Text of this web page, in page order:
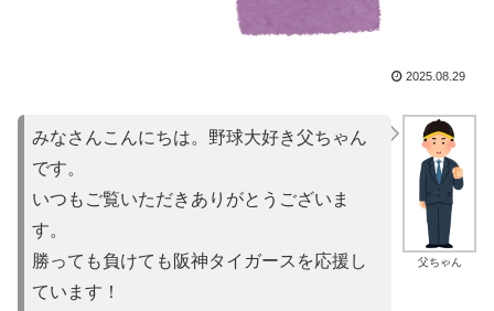
2025.08.29
父ちゃん
みなさんこんにちは。野球大好き父ちゃん
です。
いつもご覧いただきありがとうございま
す。
勝っても負けても阪神タイガースを応援し
ています！